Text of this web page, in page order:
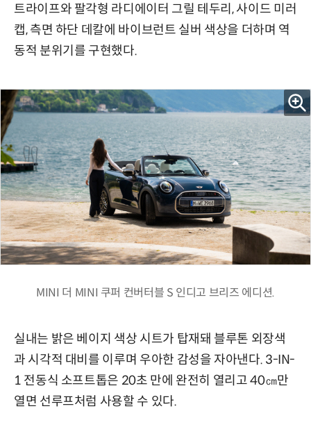
트라이프와 팔각형 라디에이터 그릴 테두리, 사이드 미러
캡, 측면 하단 데칼에 바이브런트 실버 색상을 더하며 역
동적 분위기를 구현했다.
MINI 더 MINI 쿠퍼 컨버터블 S 인디고 브리즈 에디션.
실내는 밝은 베이지 색상 시트가 탑재돼 블루톤 외장색
과 시각적 대비를 이루며 우아한 감성을 자아낸다. 3-IN-
1 전동식 소프트톱은 20초 만에 완전히 열리고 40㎝만
열면 선루프처럼 사용할 수 있다.